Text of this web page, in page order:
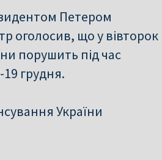
Петером
оголосив, що у вівторок
порушить під час
грудня.
України